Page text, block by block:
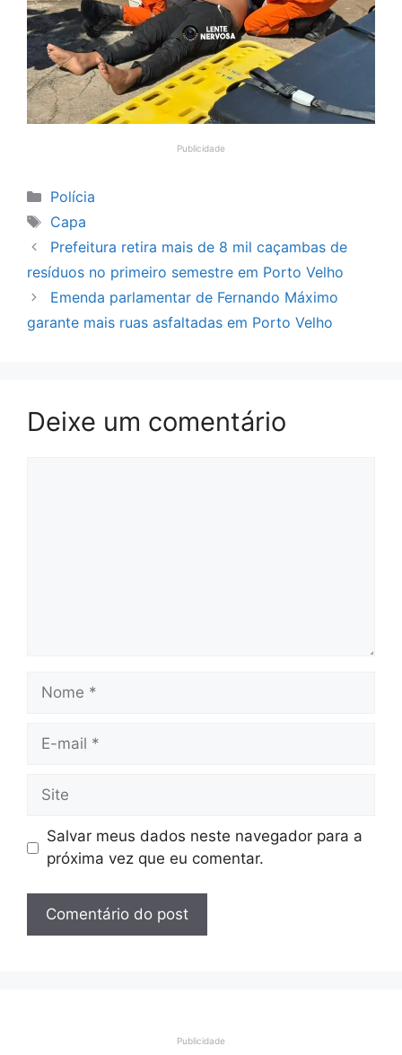
Publicidade
Categorias
Polícia
Tags
Capa
Prefeitura retira mais de 8 mil caçambas de
resíduos no primeiro semestre em Porto Velho
Emenda parlamentar de Fernando Máximo
garante mais ruas asfaltadas em Porto Velho
Deixe um comentário
Nome
Site
Salvar meus dados neste navegador para a
próxima vez que eu comentar.
Publicidade